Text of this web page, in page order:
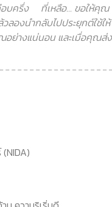
อบครึ่ง ที่เหลือ... ขอให้คุณ
ลองนำกลับไปประยุกต์ใช้ให้
อย่างแน่นอน และเมื่อคุณส่ง